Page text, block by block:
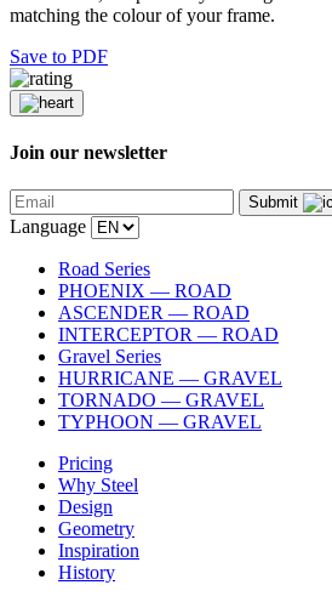
matching the colour of your frame.
Save to PDF
Join our newsletter
Submit
Language
Road Series
PHOENIX — ROAD
ASCENDER — ROAD
INTERCEPTOR — ROAD
Gravel Series
HURRICANE — GRAVEL
TORNADO — GRAVEL
TYPHOON — GRAVEL
Pricing
Why Steel
Design
Geometry
Inspiration
History